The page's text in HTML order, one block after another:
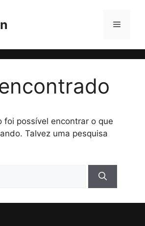
foi possível encontrar o que
Talvez uma pesquisa